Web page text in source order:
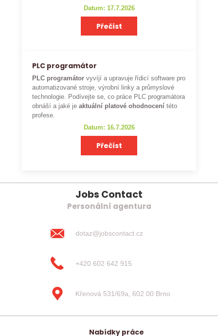
Datum: 17.7.2026
Přečíst
PLC programátor
PLC programátor vyvíjí a upravuje řídicí software pro
automatizované stroje, výrobní linky a průmyslové
technologie. Podívejte se, co práce PLC programátora
obnáší a jaké je aktuální platové ohodnocení této
profese.
Datum: 16.7.2026
Přečíst
Jobs Contact
Personální agentura
dotaz@jobscontact.cz
+420 602 642 915
Křenová 531/69a, 602 00 Brno
Nabídky práce